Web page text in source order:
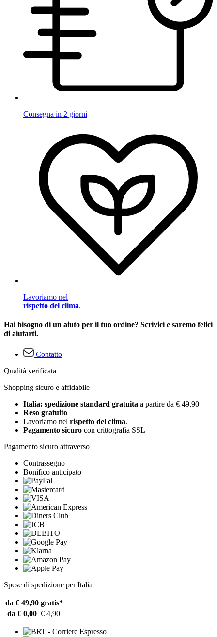
Consegna in 2 giorni
Lavoriamo nel
rispetto del clima.
Hai bisogno di un aiuto per il tuo ordine? Scrivici e saremo felici
di aiutarti.
Contatto
Qualità verificata
Shopping sicuro e affidabile
Italia: spedizione standard gratuita a partire da € 49,90
Reso gratuito
Lavoriamo nel rispetto del clima.
Pagamento sicuro con crittografia SSL
Pagamento sicuro attraverso
Contrassegno
Bonifico anticipato
Spese di spedizione per Italia
da € 49,90 gratis*
da € 0,00 € 4,90